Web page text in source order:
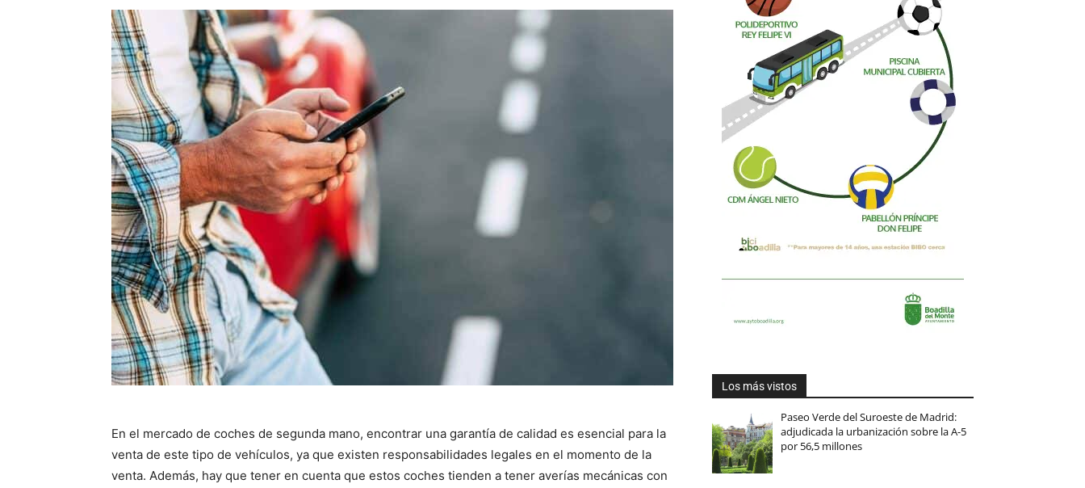
En el mercado de coches de segunda mano, encontrar una garantía de calidad es esencial para la
venta de este tipo de vehículos, ya que existen responsabilidades legales en el momento de la
venta. Además, hay que tener en cuenta que estos coches tienden a tener averías mecánicas con
Los más vistos
Paseo Verde del Suroeste de Madrid:
adjudicada la urbanización sobre la A-5
por 56,5 millones